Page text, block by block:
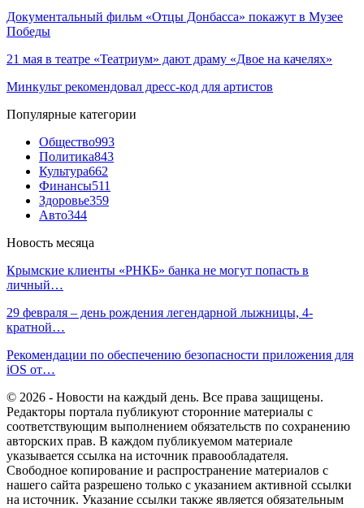
Документальный фильм «Отцы Донбасса» покажут в Музее
Победы
21 мая в театре «Театриум» дают драму «Двое на качелях»
Минкульт рекомендовал дресс-код для артистов
Популярные категории
Общество993
Политика843
Культура662
Финансы511
Здоровье359
Авто344
Новость месяца
Крымские клиенты «РНКБ» банка не могут попасть в
личный…
29 февраля – день рождения легендарной лыжницы, 4-
кратной…
Рекомендации по обеспечению безопасности приложения для
iOS от…
© 2026 - Новости на каждый день. Все права защищены.
Редакторы портала публикуют сторонние материалы с
соответствующим выполнением обязательств по сохранению
авторских прав. В каждом публикуемом материале
указывается ссылка на источник правообладателя.
Свободное копирование и распространение материалов с
нашего сайта разрешено только с указанием активной ссылки
на источник. Указание ссылки также является обязательным